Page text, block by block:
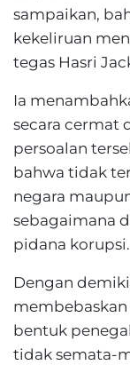
sampaikan,
kekeliruan
tegas Hasri
Ia
secara cermat
persoalan
bahwa tidak
negara
sebagaimana
pidana korupsi.
Dengan
bentuk
tidak semata-